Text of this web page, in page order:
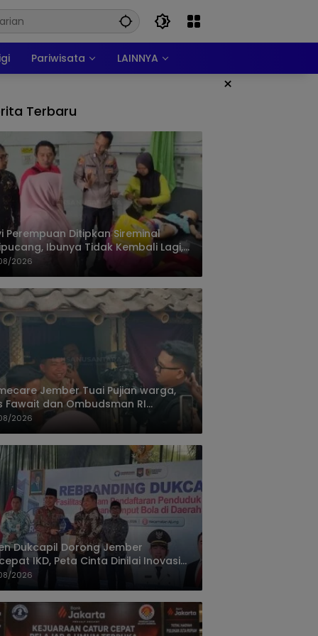
Pariwisata LAINNYA
×
Terbaru
Perempuan Ditipkan Sireminal
Ibunya Tidak Kembali Lagi,
Telusuri Keberadaan Orang Tua
2026
Jember Tuai Pujian warga,
Fawait dan Ombudsman RI
Layanan Kesehatan Rumah
2026
Dukcapil Dorong Jember
IKD, Peta Cinta Dinilai Inovasi
Terbaik
2026